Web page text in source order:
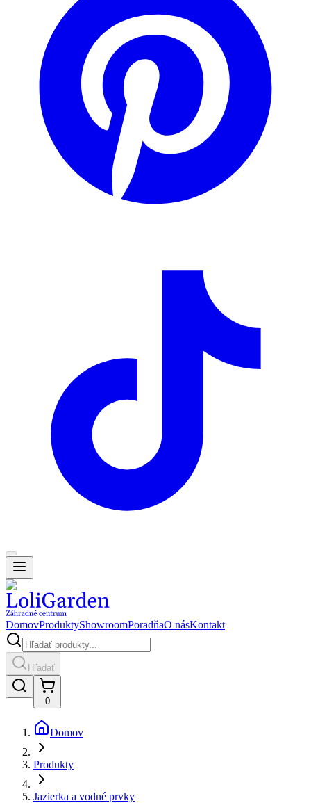
DomovProduktyShowroomPoradňaO násKontakt
Hľadať
0
Domov
Produkty
Jazierka a vodné prvky